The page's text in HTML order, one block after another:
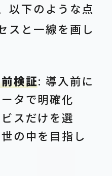
以下のような点
スと一線を画し
検証: 導入前に
タで明確化
スだけを選
の中を目指し